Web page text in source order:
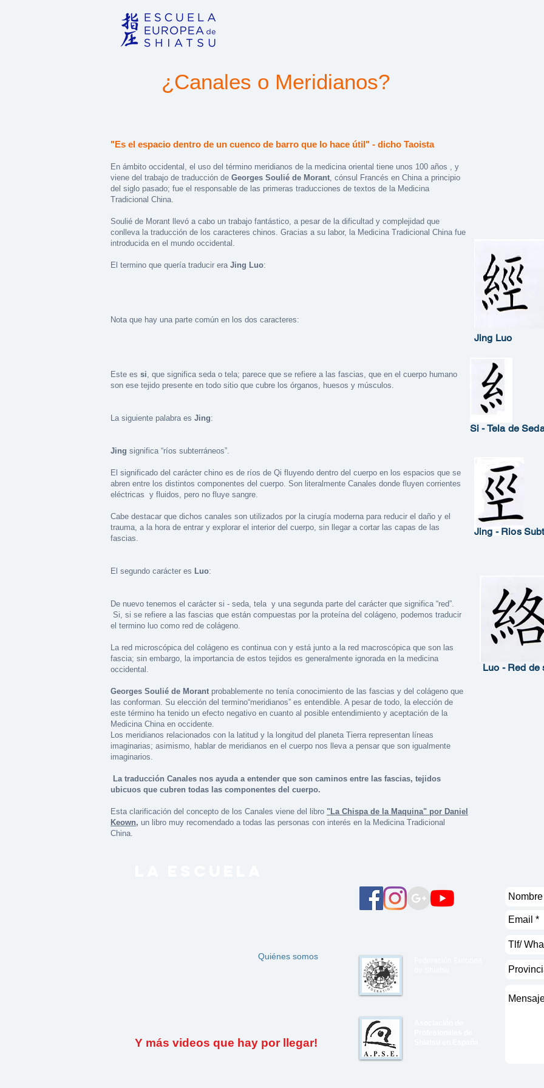
¿Canales o Meridianos?
"Es el espacio dentro de un cuenco de barro que lo hace útil" - dicho Taoista
En ámbito occidental, el uso del término meridianos de la medicina oriental tiene unos 100 años , y
viene del trabajo de traducción de Georges Soulié de Morant, cónsul Francés en China a principio
del siglo pasado; fue el responsable de las primeras traducciones de textos de la Medicina
Tradicional China.
Soulié de Morant llevó a cabo un trabajo fantástico, a pesar de la dificultad y complejidad que
conlleva la traducción de los caracteres chinos. Gracias a su labor, la Medicina Tradicional China fue
introducida en el mundo occidental.
El termino que quería traducir eraJing Luo:
Nota que hay una parte común en los dos caracteres:
Este es si, que significa seda o tela; parece que se refiere a las fascias, que en el cuerpo humano
son ese tejido presente en todo sitio que cubre los órganos, huesos y músculos.
La siguiente palabra es Jing:
Jing significa “ríos subterráneos”.
El significado del carácter chino es de ríos de Qi fluyendo dentro del cuerpo en los espacios que se
abren entre los distintos componentes del cuerpo. Son literalmente Canales donde fluyen corrientes
eléctricas y fluidos, pero no fluye sangre.
Cabe destacar que dichos canales son utilizados por la cirugía moderna para reducir el daño y el
trauma, a la hora de entrar y explorar el interior del cuerpo, sin llegar a cortar las capas de las
fascias.
El segundo carácter es Luo:
De nuevo tenemos el carácter si - seda, tela y una segunda parte del carácter que significa “red”.
Si, si se refiere a las fascias que están compuestas por la proteína del colágeno, podemos traducir
el termino luo como red de colágeno.
La red microscópica del colágeno es continua con y está junto a la red macroscópica que son las
fascia; sin embargo, la importancia de estos tejidos es generalmente ignorada en la medicina
occidental.
Georges Soulié de Morant probablemente no tenía conocimiento de las fascias y del colágeno que
las conforman. Su elección del termino“meridianos” es entendible. A pesar de todo, la elección de
este término ha tenido un efecto negativo en cuanto al posible entendimiento y aceptación de la
Medicina China en occidente.
Los meridianos relacionados con la latitud y la longitud del planeta Tierra representan líneas
imaginarias; asimismo, hablar de meridianos en el cuerpo nos lleva a pensar que son igualmente
imaginarios.
La traducción Canales nos ayuda a entender que son caminos entre las fascias, tejidos
ubicuos que cubren todas las componentes del cuerpo.
Esta clarificación del concepto de los Canales viene del libro "La Chispa de la Maquina" por Daniel
Keown, un libro muy recomendado a todas las personas con interés en la Medicina Tradicional
China.
Jing Luo
Si - Tela de
Jing - Rios
Luo - Red de
Quiénes somos
Y más videos que hay por llegar!